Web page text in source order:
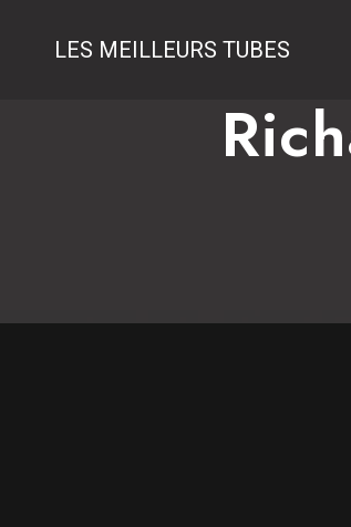
LES MEILLEURS TUBES